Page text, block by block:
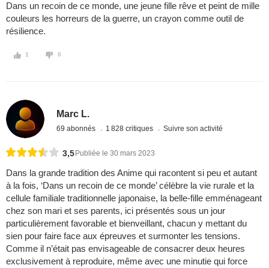
Dans un recoin de ce monde, une jeune fille rêve et peint de mille
couleurs les horreurs de la guerre, un crayon comme outil de
résilience.
1 0
Marc L.
69 abonnés 1 828 critiques Suivre son activité
3,5 Publiée le 30 mars 2023
Dans la grande tradition des Anime qui racontent si peu et autant
à la fois, ‘Dans un recoin de ce monde’ célèbre la vie rurale et la
cellule familiale traditionnelle japonaise, la belle-fille emménageant
chez son mari et ses parents, ici présentés sous un jour
particulièrement favorable et bienveillant, chacun y mettant du
sien pour faire face aux épreuves et surmonter les tensions.
Comme il n’était pas envisageable de consacrer deux heures
exclusivement à reproduire, même avec une minutie qui force